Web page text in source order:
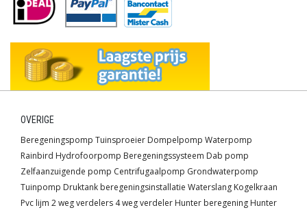
OVERIGE
Beregeningspomp Tuinsproeier Dompelpomp Waterpomp
Rainbird Hydrofoorpomp Beregeningssysteem Dab pomp
Zelfaanzuigende pomp Centrifugaalpomp Grondwaterpomp
Tuinpomp Druktank beregeningsinstallatie Waterslang Kogelkraan
Pvc lijm 2 weg verdelers 4 weg verdeler Hunter beregening Hunter